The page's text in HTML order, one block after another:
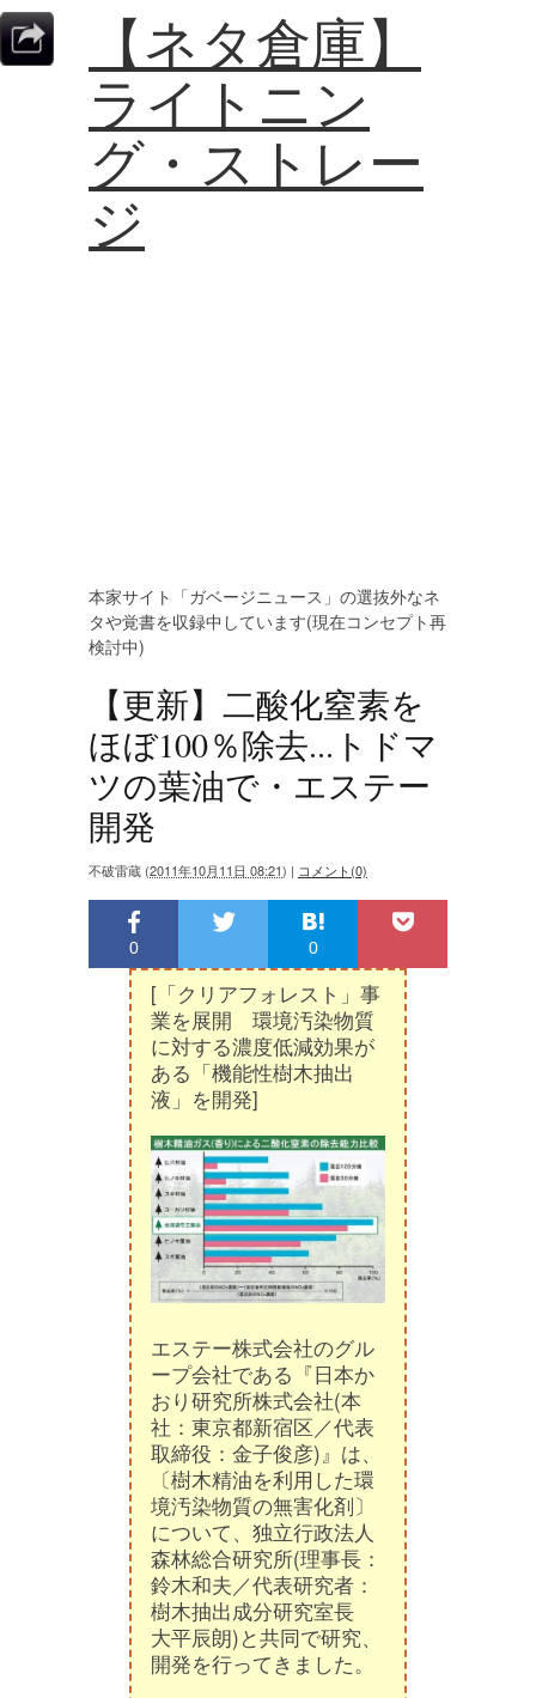
【ネタ倉庫】
ライトニン
グ・ストレー
ジ
本家サイト「ガベージニュース」の選抜外なネ
タや覚書を収録中しています(現在コンセプト再
検討中)
【更新】二酸化窒素を
ほぼ100％除去...トドマ
ツの葉油で・エステー
開発
不破雷蔵 (2011年10月11日 08:21) | コメント(0)
0 0
[「クリアフォレスト」事
業を展開 環境汚染物質
に対する濃度低減効果が
ある「機能性樹木抽出
液」を開発]
エステー株式会社のグル
ープ会社である『日本か
おり研究所株式会社(本
社：東京都新宿区／代表
取締役：金子俊彦)』は、
〔樹木精油を利用した環
境汚染物質の無害化剤〕
について、独立行政法人
森林総合研究所(理事長：
鈴木和夫／代表研究者：
樹木抽出成分研究室長
大平辰朗)と共同で研究、
開発を行ってきました。